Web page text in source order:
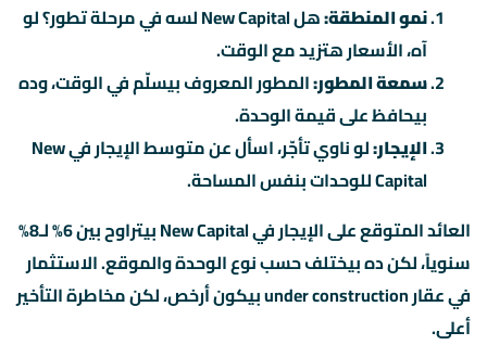
نمو المنطقة:
هل New Capital لسه في مرحلة تطور؟ لو
آه، الأسعار هتزيد مع الوقت.
سمعة المطور:المطور المعروف بيسلّم في الوقت، وده
بيحافظ على قيمة الوحدة.
الإيجار:
لو ناوي تأجّر، اسأل عن متوسط الإيجار في New
Capital للوحدات بنفس المساحة.
العائد المتوقع على الإيجار في New Capital بيتراوح بين 6% لـ8%
سنوياً، لكن ده بيختلف حسب نوع الوحدة والموقع. الاستثمار
في عقار under construction بيكون أرخص، لكن مخاطرة التأخير
أعلى.